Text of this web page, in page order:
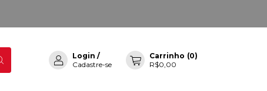
Login /
Cadastre-se
Carrinho (0)
R$0,00